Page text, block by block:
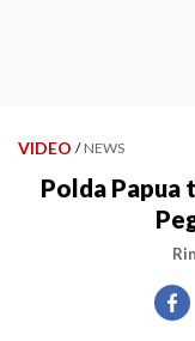
VIDEO / NEWS
Polda Papua